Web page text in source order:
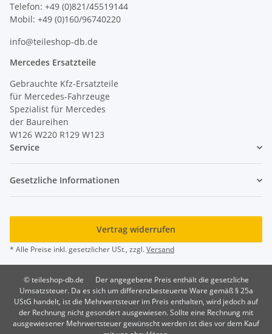
Telefon: +49 (0)821/45519144
Mobil: +49 (0)160/96740220
info@teileshop-db.de
Mercedes Ersatzteile
Gebrauchte Kfz-Ersatzteile
für Mercedes-Fahrzeuge
Spezialist für Mercedes
der Baureihen
W126 W220 R129 W123
Service
Gesetzliche Informationen
Vertrag widerrufen
* Alle Preise inkl. gesetzlicher USt., zzgl.Versand
© teileshop-db.de
Der angegebene Preis enthält die gesetzliche
Umsatzsteuer. Da es sich um differenzbesteuerte Ware gemäß § 25a
UStG handelt, ist die Mehrwertsteuer im Preis enthalten, wird jedoch auf
der Rechnung nicht gesondert ausgewiesen. Sollte eine Rechnung mit
ausgewiesener Mehrwertsteuer gewünscht werden ist dies vor dem Kauf